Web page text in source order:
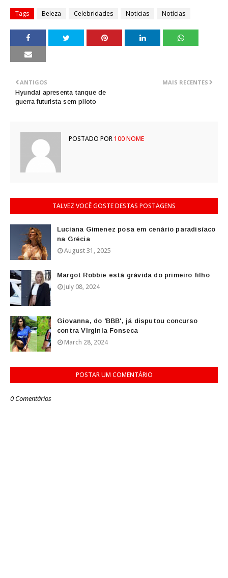
Tags Beleza Celebridades Noticias Notícias
MAIS RECENTES
ANTIGOS
Hyundai apresenta tanque de
guerra futurista sem piloto
POSTADO POR100 NOME
TALVEZ VOCÊ GOSTE DESTAS POSTAGENS
Luciana Gimenez posa em cenário paradisíaco
na Grécia
August 31, 2025
Margot Robbie está grávida do primeiro filho
July 08, 2024
Giovanna, do 'BBB', já disputou concurso
contra Virginia Fonseca
March 28, 2024
POSTAR UM COMENTÁRIO
0 Comentários